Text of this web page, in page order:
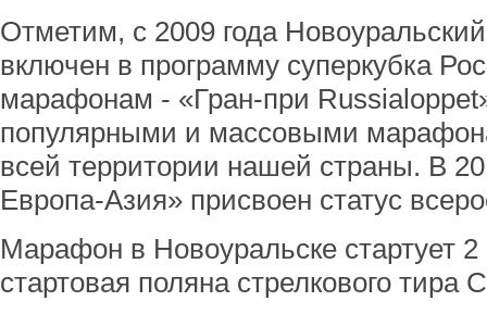
Отметим, с 2009 года
включен в программу суперкубка
марафонам - «Гран-при
популярными и массовыми
всей территории нашей страны. В
Европа-Азия» присвоен статус
Марафон в Новоуральске стартует 2
стартовая поляна стрелкового тира